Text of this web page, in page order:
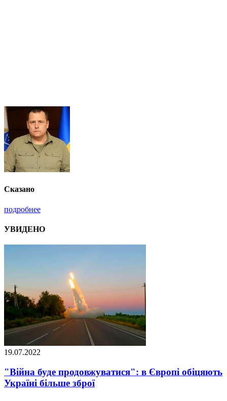
Сказано
подробнее
УВИДЕНО
19.07.2022
"Війна буде продовжуватися": в Європі обіцяють
Україні більше зброї